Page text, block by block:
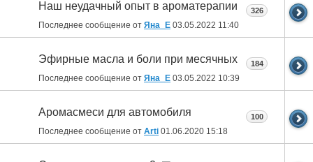
Наш неудачный опыт в ароматерапии
Последнее сообщение от Яна_Е 03.05.2022 11:40
326
Эфирные масла и боли при месячных
Последнее сообщение от Яна_Е 03.05.2022 10:39
184
Аромасмеси для автомобиля
Последнее сообщение от Arti 01.06.2020 15:18
100